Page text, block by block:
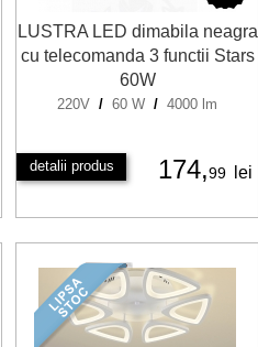
LUSTRA LED dimabila neagra
cu telecomanda 3 functii Stars
60W
220V / 60 W / 4000 lm
detalii produs 174,99 lei